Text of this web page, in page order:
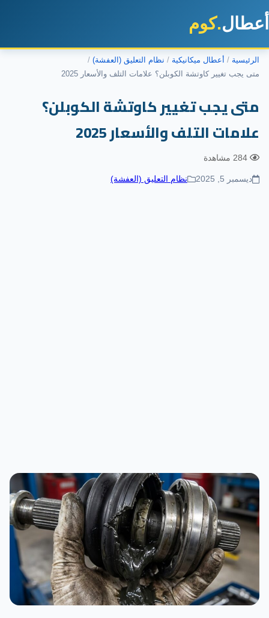
.كوم
أعطال ميكانيكية
نظام التعليق (العفشة)
يجب تغيير كاوتشة الكوبلن؟ علامات التلف والأسعار 2025
يجب تغيير كاوتشة الكوبلن؟
التلف والأسعار 2025
ديسمبر 5, 2025 نظام التعليق (العفشة)